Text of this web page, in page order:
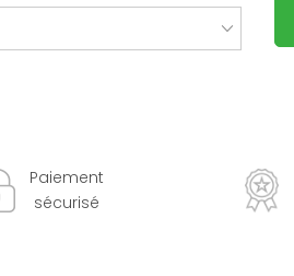
Paiement
sécurisé